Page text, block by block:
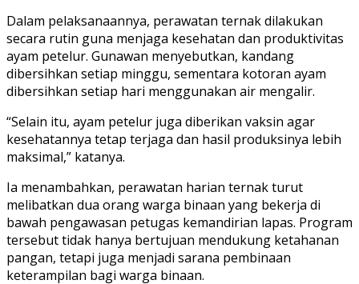
Dalam pelaksanaannya, perawatan ternak dilakukan
secara rutin guna menjaga kesehatan dan produktivitas
ayam petelur. Gunawan menyebutkan, kandang
dibersihkan setiap minggu, sementara kotoran ayam
dibersihkan setiap hari menggunakan air mengalir.
“Selain itu, ayam petelur juga diberikan vaksin agar
kesehatannya tetap terjaga dan hasil produksinya lebih
maksimal,” katanya.
Ia menambahkan, perawatan harian ternak turut
melibatkan dua orang warga binaan yang bekerja di
bawah pengawasan petugas kemandirian lapas. Program
tersebut tidak hanya bertujuan mendukung ketahanan
pangan, tetapi juga menjadi sarana pembinaan
keterampilan bagi warga binaan.